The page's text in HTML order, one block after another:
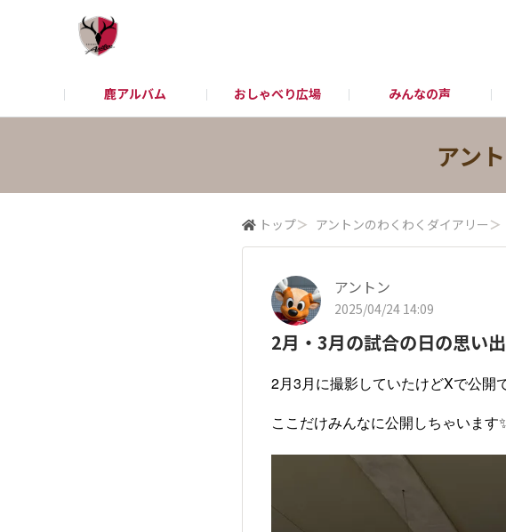
鹿アルバム おしゃべり広場 みんなの声
アン
トップ＞ アントンのわくわくダイアリー ＞
アントン
2025/04/24 14:09
2月・3月の試合の日の思い出
2月3月に撮影していたけどXで公開
ここだけみんなに公開しちゃいます